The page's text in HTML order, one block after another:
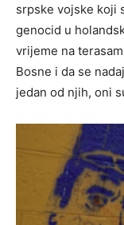
srpske vojske koji
genocid u
vrijeme na
Bosne i da se
jedan od njih, oni